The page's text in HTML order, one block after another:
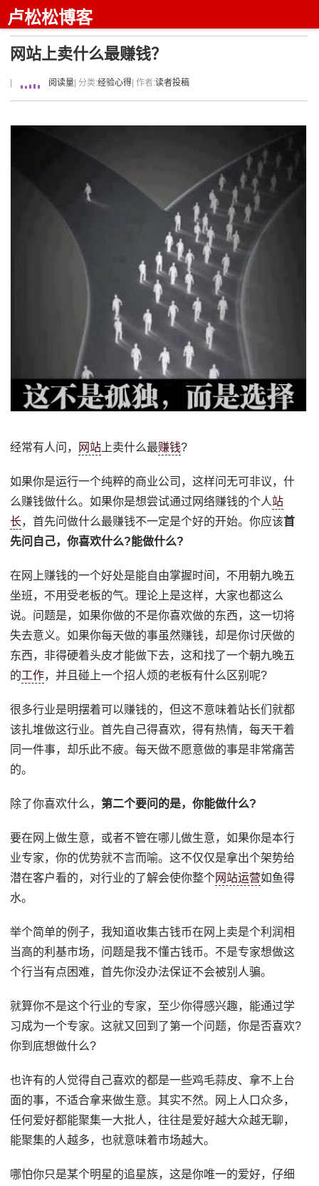
卢松松博客
网站上卖什么最赚钱？
阅读量 | 分类:经验心得 | 作者:读者投稿
经常有人问， 网站 上卖什么最赚钱?
如果你是运行一个纯粹的商业公司，这样问无可非议，什
么赚钱做什么。如果你是想尝试通过网络赚钱的个人站
长，首先问做什么最赚钱不一定是个好的开始。你应该首
先问自己，你喜欢什么?能做什么?
在网上赚钱的一个好处是能自由掌握时间，不用朝九晚五
坐班，不用受老板的气。理论上是这样，大家也都这么
说。问题是，如果你做的不是你喜欢做的东西，这一切将
失去意义。如果你每天做的事虽然赚钱，却是你讨厌做的
东西，非得硬着头皮才能做下去，这和找了一个朝九晚五
的工作，并且碰上一个招人烦的老板有什么区别呢?
很多行业是明摆着可以赚钱的，但这不意味着站长们就都
该扎堆做这行业。首先自己得喜欢，得有热情，每天干着
同一件事，却乐此不疲。每天做不愿意做的事是非常痛苦
的。
除了你喜欢什么，第二个要问的是，你能做什么?
要在网上做生意，或者不管在哪儿做生意，如果你是本行
业专家，你的优势就不言而喻。这不仅仅是拿出个架势给
潜在客户看的，对行业的了解会使你整个网站运营如鱼得
水。
举个简单的例子，我知道收集古钱币在网上卖是个利润相
当高的利基市场，问题是我不懂古钱币。不是专家想做这
个行当有点困难，首先你没办法保证不会被别人骗。
就算你不是这个行业的专家，至少你得感兴趣，能通过学
习成为一个专家。这就又回到了第一个问题，你是否喜欢?
你到底想做什么?
也许有的人觉得自己喜欢的都是一些鸡毛蒜皮、拿不上台
面的事，不适合拿来做生意。其实不然。网上人口众多，
任何爱好都能聚集一大批人，往往是爱好越大众越无聊，
能聚集的人越多，也就意味着市场越大。
哪怕你只是某个明星的追星族，这是你唯一的爱好，仔细